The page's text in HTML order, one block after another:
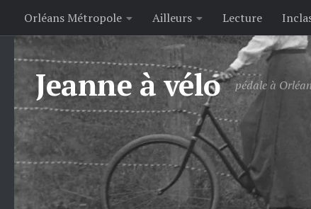
Skip to content
Orléans Métropole Ailleurs Lecture
Jeanne à vélo pédale à